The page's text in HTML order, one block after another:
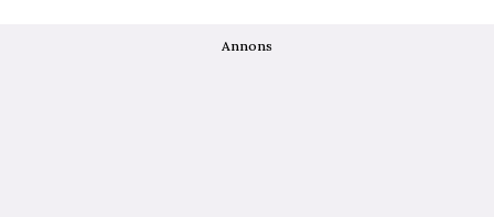
Annons